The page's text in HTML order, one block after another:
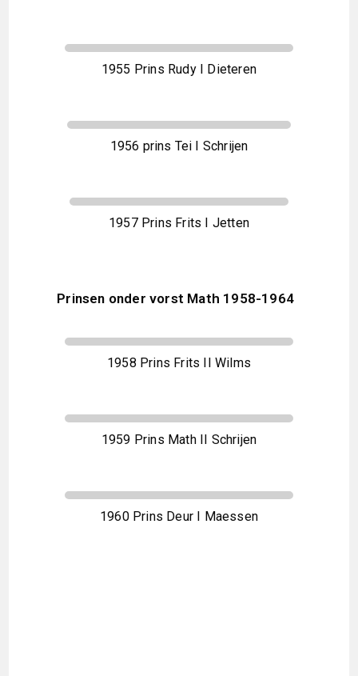
1955 Prins Rudy I Dieteren
1956 prins Tei I Schrijen
1957 Prins Frits I Jetten
Prinsen onder vorst Math 1958-1964
1958 Prins Frits II Wilms
1959 Prins Math II Schrijen
1960 Prins Deur I Maessen